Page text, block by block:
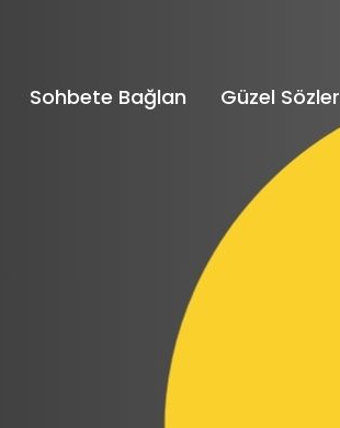
Sohbete Bağlan Güzel Sözler